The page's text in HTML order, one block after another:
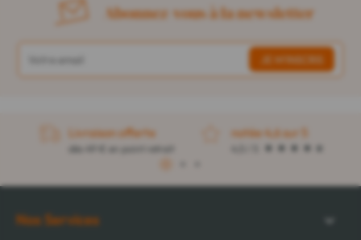
Abonnez-vous à la newsletter
Livraison offerte
dès 49 € en point retrait
notée 4,6 sur 5
Nos Services